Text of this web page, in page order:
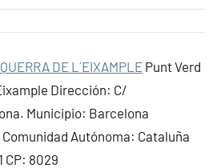
DE L´EIXAMPLE Punt Verd
Dirección: C/
Municipio: Barcelona
Autónoma: Cataluña
CP: 8029